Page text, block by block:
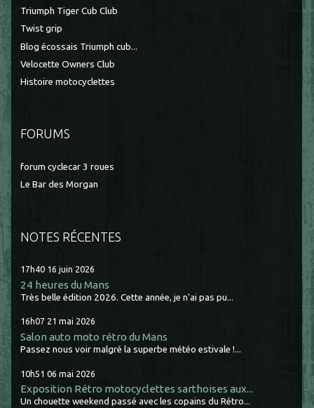
Triumph Tiger Cub Club
Twist grip
Blog écossais Triumph cub...
Velocette Owners Club
Histoire motocyclettes
FORUMS
forum cyclecar 3 roues
Le Bar des Morgan
NOTES RÉCENTES
17h40 16 juin 2026
24 heures du Mans
Très belle édition 2026. Cette année, je n'ai pas pu...
16h07 21 mai 2026
Salon auto moto rétro du Mans
Passez nous voir malgré la superbe météo estivale !...
10h51 06 mai 2026
Exposition Rétro motocyclettes sarthoises aux...
Un chouette weekend passé avec les copains du Rétro...